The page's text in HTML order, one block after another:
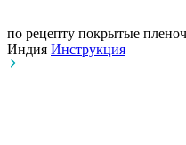
по рецепту покрытые
Индия Инструкция